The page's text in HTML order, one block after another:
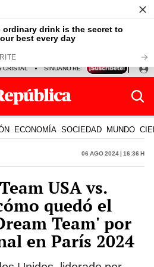
CRISTAL SINUANO RESULTADOS HOY
ECONOMÍA SOCIEDAD MUNDO
06 Ago 2024 | 16:36 h
USA vs.
quedó el
Team' por
en París 2024